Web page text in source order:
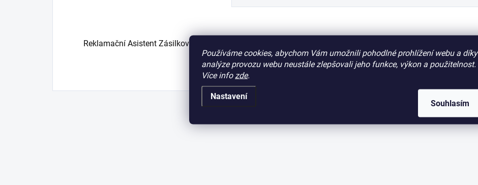
Používáme cookies, abychom Vám umožnili pohodlné prohlížení webu a díky
analýze provozu webu neustále zlepšovali jeho funkce, výkon a použitelnost.
Více info zde.
Nastavení
Souhlasím
Reklamační Asistent Zásilkovna